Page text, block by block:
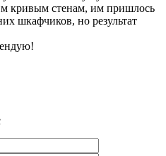
кривым стенам, им пришлось
шкафчиков, но результат